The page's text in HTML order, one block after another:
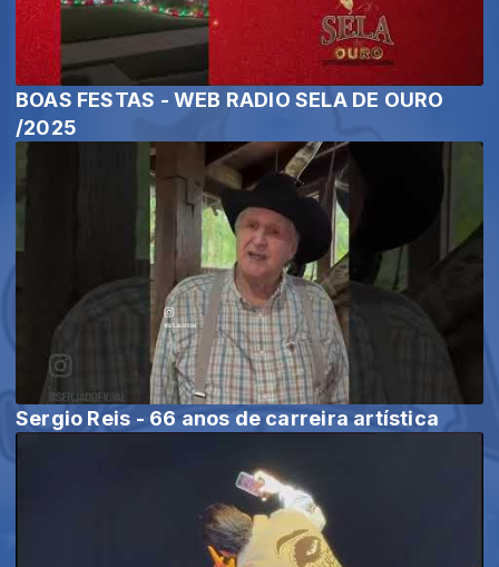
BOAS FESTAS - WEB RADIO SELA DE OURO
/2025
Sergio Reis - 66 anos de carreira artística